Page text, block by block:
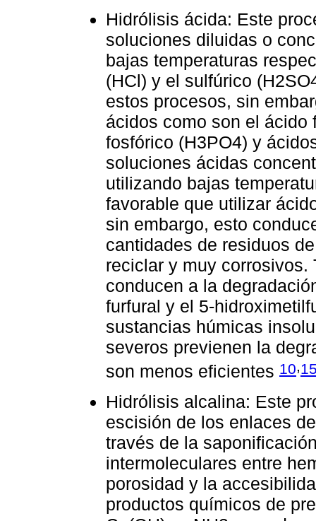
Hidrólisis ácida: Este
soluciones diluidas o
bajas temperaturas
(HCl) y el sulfúrico
estos procesos, sin
ácidos como son el ácido
fosfórico (H3PO4) y
soluciones ácidas
utilizando bajas
favorable que utilizar
sin embargo, esto
cantidades de residuos
reciclar y muy
conducen a la
furfural y el 5-
sustancias húmicas
severos previenen la
son menos eficientes 10,
Hidrólisis alcalina: Este
escisión de los enlaces
través de la
intermoleculares entre
porosidad y la
productos químicos de